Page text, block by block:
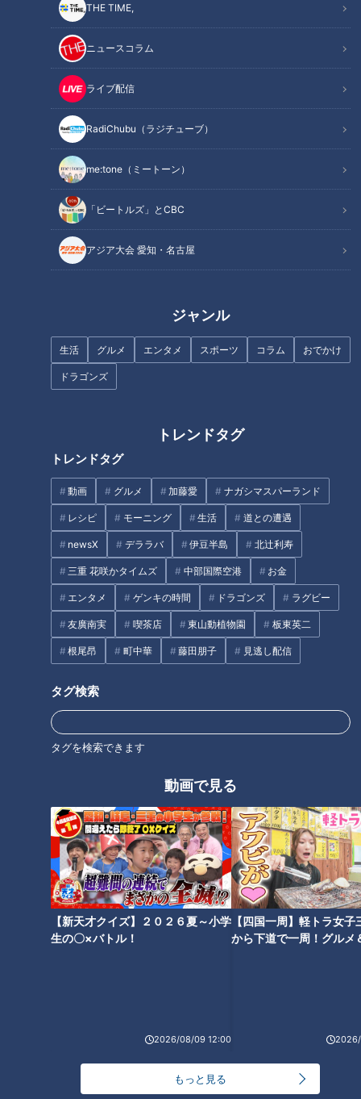
THE TIME,
ニュースコラム
ライブ配信
RadiChubu（ラジチューブ）
me:tone（ミートーン）
「ビートルズ」とCBC
アジア大会 愛知・名古屋
ジャンル
生活 グルメ エンタメ スポーツ コラム おでかけ
ドラゴンズ
トレンドタグ
トレンドタグ
動画 グルメ 加藤愛 ナガシマスパーランド
レシピ モーニング 生活 道との遭遇
newsX デララバ 伊豆半島 北辻利寿
三重 花咲かタイムズ 中部国際空港 お金
エンタメ ゲンキの時間 ドラゴンズ ラグビー
友廣南実 喫茶店 東山動植物園 板東英二
根尾昂 町中華 藤田朋子 見逃し配信
タグ検索
タグを検索できます
動画で見る
【新天才クイズ】２０２６夏～小学
生の〇×バトル！
2026/08/09 12:00
【四国一周】軽トラ女子
から下道で一周！グルメ
もっと見る
フランス人は菓子店「シャトレ
ーゼ」の店名に顔を赤らめる？
地元の歴史的イベントをどこよ
りもアツく生放送！CBCテレビ
平日午前の新番組「推そうぜ！
アジア大会 愛知・名古屋」９
月１４日スタート！
まるでウォータースライダー！
近鉄特急「ひのとり」展望席最
前列を初体験
「太田×石井のデララバトーク
ライブ」の第4弾が開催決定！
「奥琵琶湖パークウェイ」がで
きるまで孤立…“独自の法律”を
生活 エンタメ
オススメ関連コンテンツ
60代・70代に喜ばれる贈り物！
ン店員に聞いてみた【デパチャ
ギフト選びのエキスパートのイ
インフルエンサーとコラボした
限定プリンも！全国4店舗しか
ないモロゾフのプレミアムライ
ン「エクラ」【デパチャン】
牛肉！極上にうまい“すき鍋”の
作り方！【デパチャン】